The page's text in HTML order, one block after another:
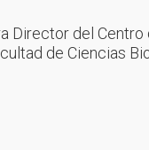
Director del
de Ciencias